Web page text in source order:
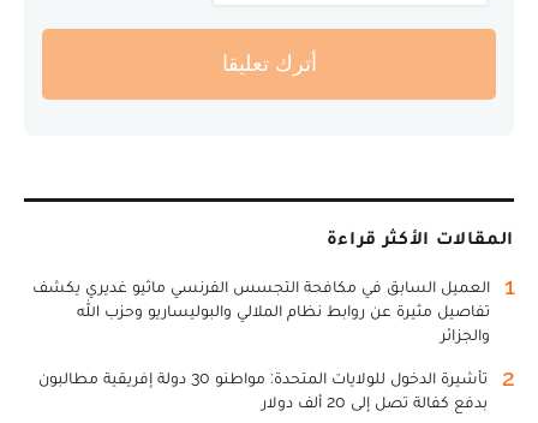
أترك تعليقا
المقالات الأكثر قراءة
1
العميل السابق في مكافحة التجسس الفرنسي ماثيو غديري يكشف
تفاصيل مثيرة عن روابط نظام الملالي والبوليساريو وحزب الله
والجزائر
2
تأشيرة الدخول للولايات المتحدة: مواطنو 30 دولة إفريقية مطالبون
بدفع كفالة تصل إلى 20 ألف دولار